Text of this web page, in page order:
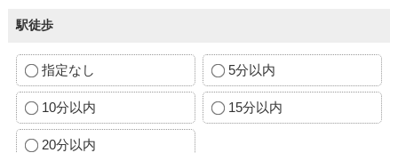
駅徒歩
指定なし 5分以内
10分以内 15分以内
20分以内